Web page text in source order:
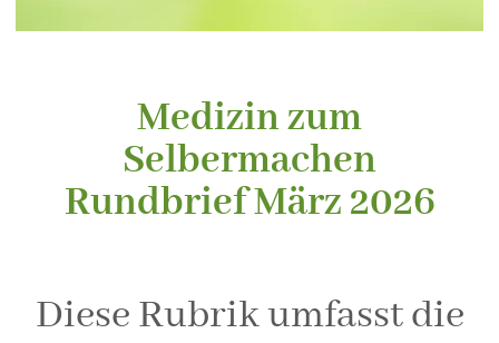
Medizin zum
Selbermachen
Rundbrief März 2026
Diese Rubrik umfasst die